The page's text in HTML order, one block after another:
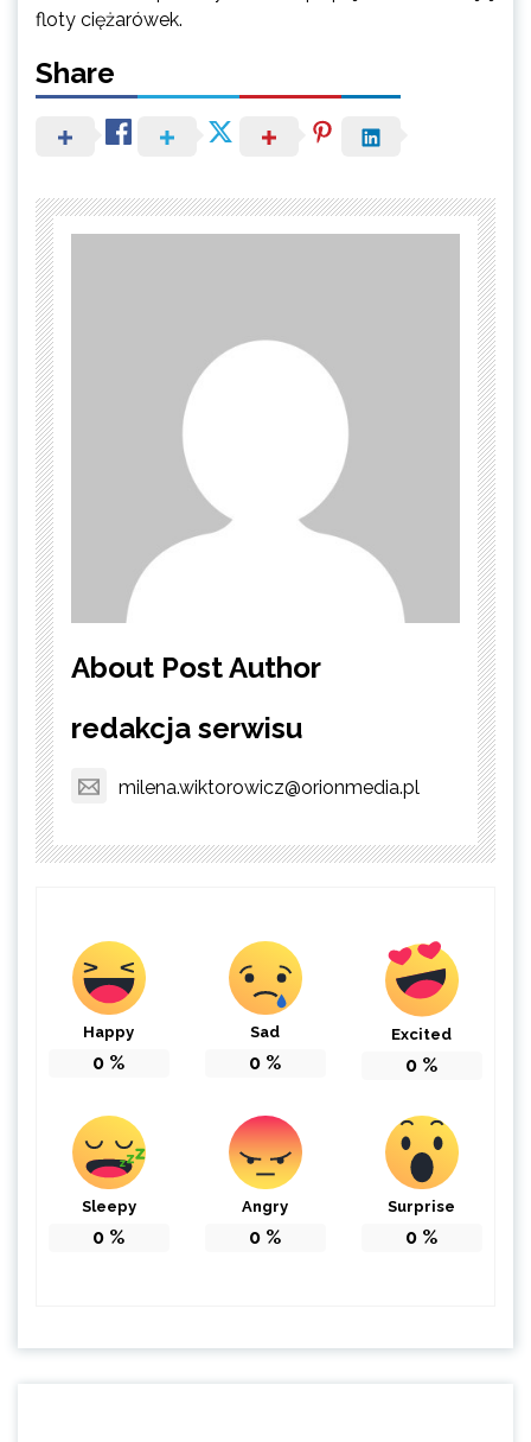
floty ciężarówek.
Share
About Post Author
redakcja serwisu
milena.wiktorowicz@orionmedia.pl
Happy
0 %
Sad
0 %
Excited
0 %
Sleepy
0 %
Angry
0 %
Surprise
0 %